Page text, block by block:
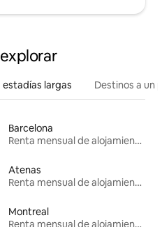
largas Destinos a un
Barcelona
Renta mensual de alojamientos
Atenas
Renta mensual de alojamientos
Montreal
Renta mensual de alojamientos